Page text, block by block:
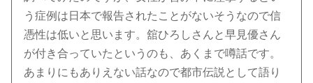
う症例は日本で報告されたことがないそうなので信
憑性は低いと思います。舘ひろしさんと早見優さん
が付き合っていたというのも、あくまで噂話です。
あまりにもありえない話なので都市伝説として語り